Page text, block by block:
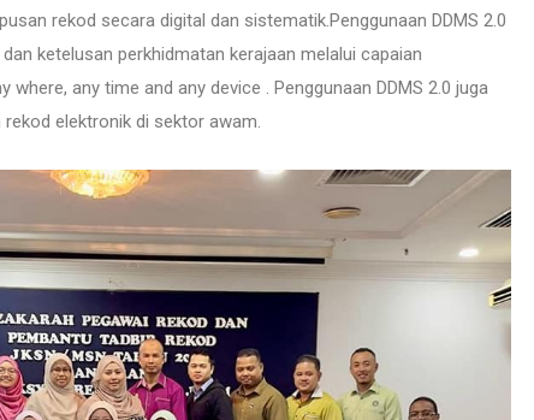
rekod secara digital dan sistematik.Penggunaan DDMS 2.0
ketelusan perkhidmatan kerajaan melalui capaian
any time and any device . Penggunaan DDMS 2.0 juga
elektronik di sektor awam.